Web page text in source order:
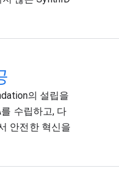
의 설립을
수립하고, 다
안전한 혁신을